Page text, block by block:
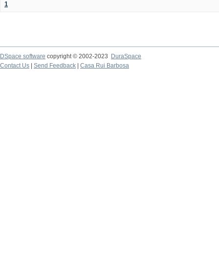
1
DSpace software copyright © 2002-2023
DuraSpace
Contact Us
Send Feedback Casa Rui Barbosa